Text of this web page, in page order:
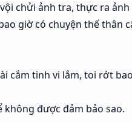
chửi ảnh tra, thực ra ảnh
giờ có chuyện thế thân
cắm tinh vi lắm, toi rớt
không được đảm bảo sao.